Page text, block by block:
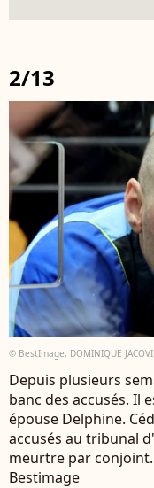
2/13
© BestImage, DOMINIQUE
Depuis plusieurs
banc des accusés. Il
épouse Delphine.
accusés au tribunal
meurtre par
Bestimage